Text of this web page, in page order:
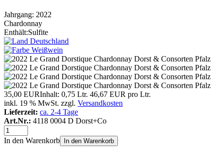
Jahrgang: 2022
Chardonnay
Enthält:Sulfite
35,00 EURInhalt: 0,75 Ltr. 46,67 EUR pro Ltr.
inkl. 19 % MwSt. zzgl. Versandkosten
Lieferzeit: ca. 2-4 Tage
Art.Nr.: 4118 0004 D Dorst+Co
In den Warenkorb In den Warenkorb